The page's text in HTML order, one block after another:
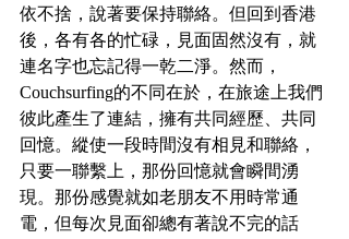
依不捨，說著要保持聯絡。但回到香港
後，各有各的忙碌，見面固然沒有，就
連名字也忘記得一乾二淨。然而，
Couchsurfing的不同在於，在旅途上我們
彼此產生了連結，擁有共同經歷、共同
回憶。縱使一段時間沒有相見和聯絡，
只要一聯繫上，那份回憶就會瞬間湧
現。那份感覺就如老朋友不用時常通
電，但每次見面卻總有著說不完的話